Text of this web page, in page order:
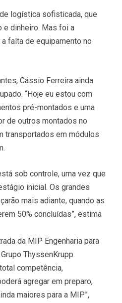
logística sofisticada, que
e dinheiro. Mas foi a
falta de equipamento no
Cássio Ferreira ainda
“Hoje eu estou com
pré-montados e uma
de outros montados no
transportados em módulos
sob controle, uma vez que
inicial. Os grandes
mais adiante, quando as
50% concluídas”, estima
da MIP Engenharia para
ThyssenKrupp.
competência,
agregar em preparo,
maiores para a MIP”,